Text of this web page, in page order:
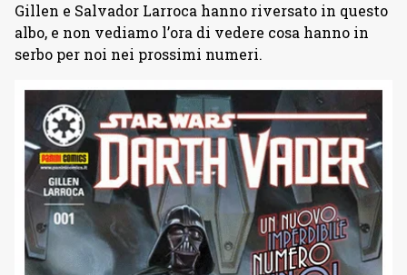
Gillen e Salvador Larroca hanno riversato in questo
albo, e non vediamo l’ora di vedere cosa hanno in
serbo per noi nei prossimi numeri.